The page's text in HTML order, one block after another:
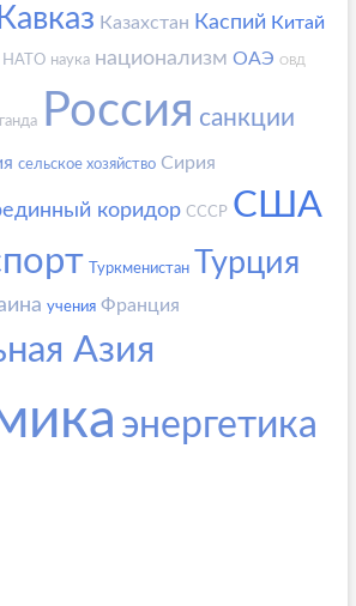
Кавказ Казахстан Каспий Китай
НАТО наука национализм ОАЭ ОВД
Россия санкции
сельское хозяйство Сирия
коридор СССР США
Туркменистан Турция
учения Франция
Азия
энергетика